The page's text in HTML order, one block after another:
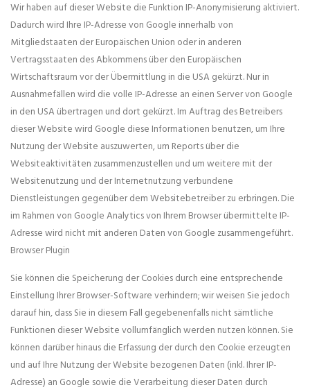
Wir haben auf dieser Website die Funktion IP-Anonymisierung aktiviert.
Dadurch wird Ihre IP-Adresse von Google innerhalb von
Mitgliedstaaten der Europäischen Union oder in anderen
Vertragsstaaten des Abkommens über den Europäischen
Wirtschaftsraum vor der Übermittlung in die USA gekürzt. Nur in
Ausnahmefällen wird die volle IP-Adresse an einen Server von Google
in den USA übertragen und dort gekürzt. Im Auftrag des Betreibers
dieser Website wird Google diese Informationen benutzen, um Ihre
Nutzung der Website auszuwerten, um Reports über die
Websiteaktivitäten zusammenzustellen und um weitere mit der
Websitenutzung und der Internetnutzung verbundene
Dienstleistungen gegenüber dem Websitebetreiber zu erbringen. Die
im Rahmen von Google Analytics von Ihrem Browser übermittelte IP-
Adresse wird nicht mit anderen Daten von Google zusammengeführt.
Browser Plugin
Sie können die Speicherung der Cookies durch eine entsprechende
Einstellung Ihrer Browser-Software verhindern; wir weisen Sie jedoch
darauf hin, dass Sie in diesem Fall gegebenenfalls nicht sämtliche
Funktionen dieser Website vollumfänglich werden nutzen können. Sie
können darüber hinaus die Erfassung der durch den Cookie erzeugten
und auf Ihre Nutzung der Website bezogenen Daten (inkl. Ihrer IP-
Adresse) an Google sowie die Verarbeitung dieser Daten durch